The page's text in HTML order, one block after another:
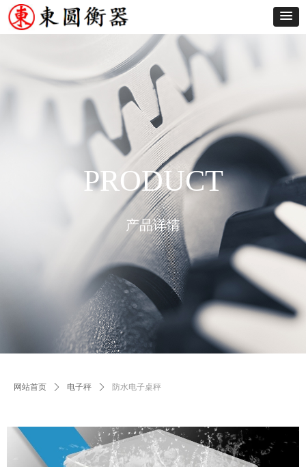
网站首页 ꄲ 电子秤 ꄲ 防水电子桌秤
PRODUCT
产品详情